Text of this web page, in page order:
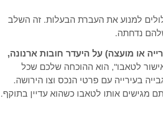
למנוע את העברת הבעלות. זה השלב
נדחתה.
או מועצה) על היעדר חובות ארנונה,
לטאבו", הוא ההוכחה שלכם שכל
בעירייה עם פרטי הנכס וצו הירושה.
מגישים אותו לטאבו כשהוא עדיין בתוקף.